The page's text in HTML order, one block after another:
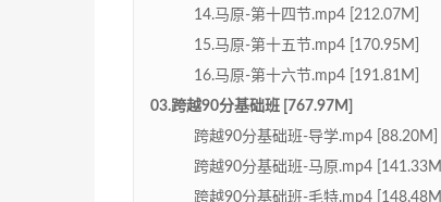
14.马原-第十四节.mp4 [212.07M]
15.马原-第十五节.mp4 [170.95M]
16.马原-第十六节.mp4 [191.81M]
03.跨越90分基础班 [767.97M]
跨越90分基础班-导学.mp4 [88.20M]
跨越90分基础班-马原.mp4 [141.33M]
跨越90分基础班-毛特.mp4 [148.48M]